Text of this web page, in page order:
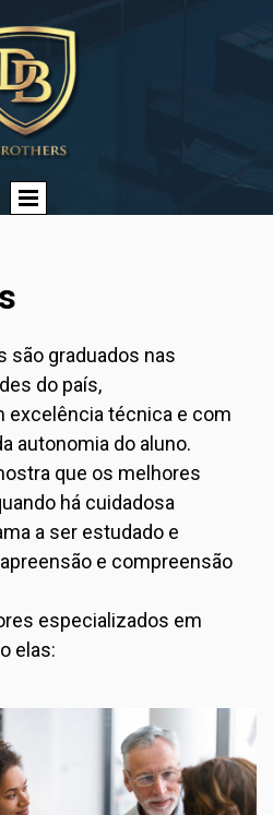
são graduados nas
do país,
técnica e com
autonomia do aluno.
que os melhores
há cuidadosa
a ser estudado e
e compreensão
especializados em
elas: